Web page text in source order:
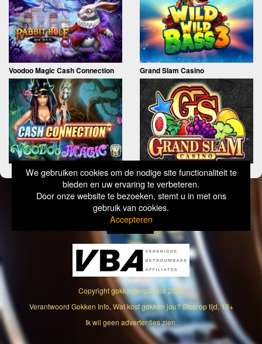
We gebruiken cookies om de nodige site functionaliteit te
bieden en uw ervaring te verbeteren.
Door onze website te bezoeken, stemt u in met ons
gebruik van cookies.
Accepteren
Voodoo Magic Cash Connection Grand Slam Casino
Copyrightgokkastenpagina2026
Verantwoord Gokken Info, Wat kost gokken jou? Stop op tijd, 18+
Ik wil geen advertenties zien.